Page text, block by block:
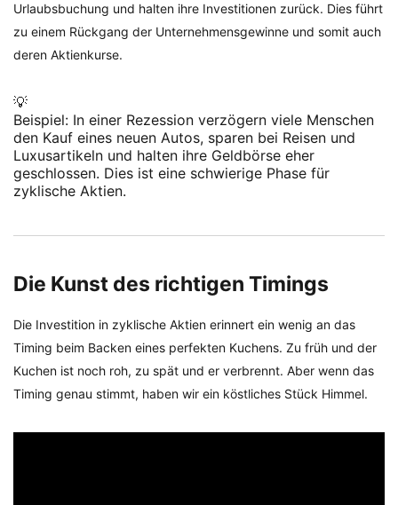
Urlaubsbuchung und halten ihre Investitionen zurück. Dies führt
zu einem Rückgang der Unternehmensgewinne und somit auch
deren Aktienkurse.
💡
Beispiel: In einer Rezession verzögern viele Menschen
den Kauf eines neuen Autos, sparen bei Reisen und
Luxusartikeln und halten ihre Geldbörse eher
geschlossen. Dies ist eine schwierige Phase für
zyklische Aktien.
Die Kunst des richtigen Timings
Die Investition in zyklische Aktien erinnert ein wenig an das
Timing beim Backen eines perfekten Kuchens. Zu früh und der
Kuchen ist noch roh, zu spät und er verbrennt. Aber wenn das
Timing genau stimmt, haben wir ein köstliches Stück Himmel.